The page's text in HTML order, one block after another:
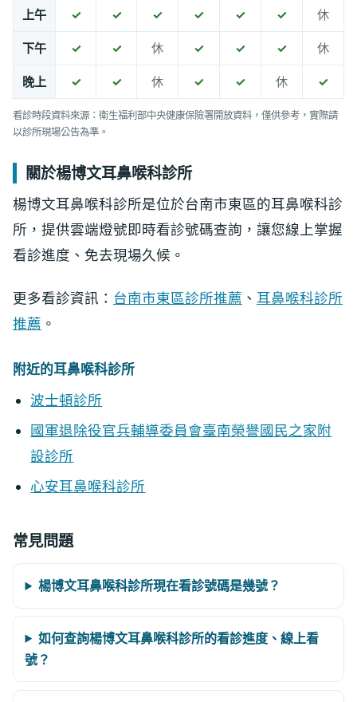
上午 ✓ ✓ ✓ ✓ ✓ ✓ 休
下午 ✓ ✓ 休 ✓ ✓ ✓ 休
晚上 ✓ ✓ 休 ✓ ✓ 休 ✓
看診時段資料來源：衛生福利部中央健康保險署開放資料，僅供參考，實際請
以診所現場公告為準。
關於楊博文耳鼻喉科診所
楊博文耳鼻喉科診所是位於台南市東區的耳鼻喉科診
所，提供雲端燈號即時看診號碼查詢，讓您線上掌握
看診進度、免去現場久候。
更多看診資訊： 台南市東區診所推薦 、 耳鼻喉科診所
推薦 。
附近的耳鼻喉科診所
波士頓診所
國軍退除役官兵輔導委員會臺南榮譽國民之家附
設診所
心安耳鼻喉科診所
常見問題
楊博文耳鼻喉科診所現在看診號碼是幾號？
如何查詢楊博文耳鼻喉科診所的看診進度、線上看
號？